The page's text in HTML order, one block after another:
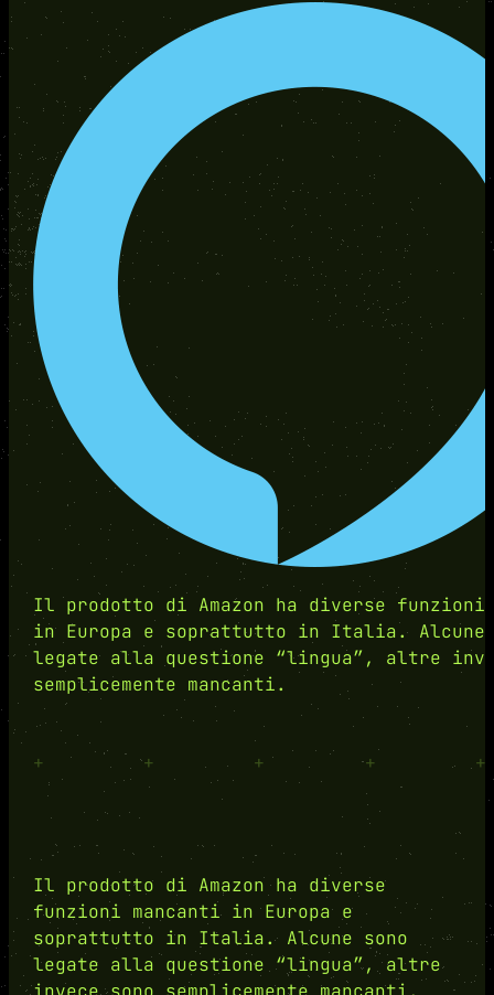
Il prodotto di Amazon ha diverse funzioni
in Europa e soprattutto in Italia. Alcune
legate alla questione “lingua”, altre
semplicemente mancanti.
+ + + + +
Il prodotto di Amazon ha diverse
funzioni mancanti in Europa e
soprattutto in Italia. Alcune sono
legate alla questione “lingua”, altre